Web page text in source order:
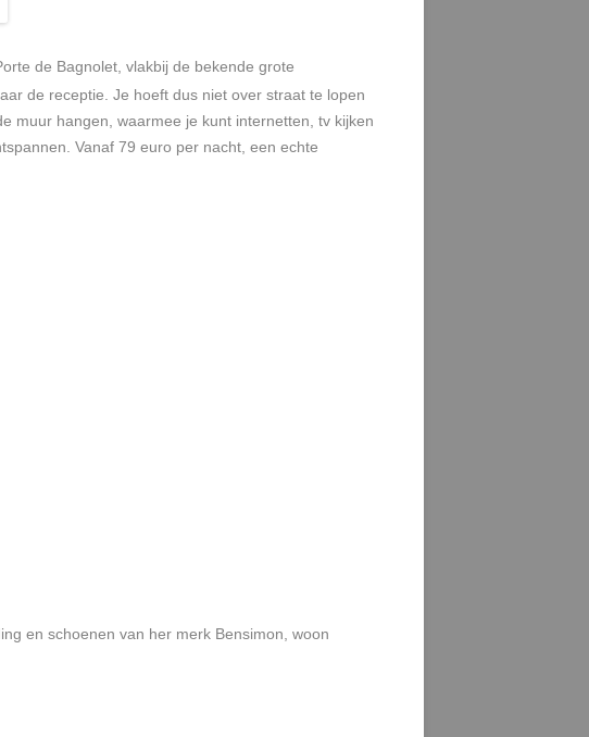
de Bagnolet, vlakbij de bekende grote
de receptie. Je hoeft dus niet over straat te lopen
muur hangen, waarmee je kunt internetten, tv kijken
Vanaf 79 euro per nacht, een echte
en schoenen van her merk Bensimon, woon